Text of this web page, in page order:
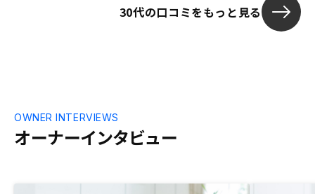
30代の口コミをもっと見る
オーナーインタビュー
OWNER INTERVIEWS